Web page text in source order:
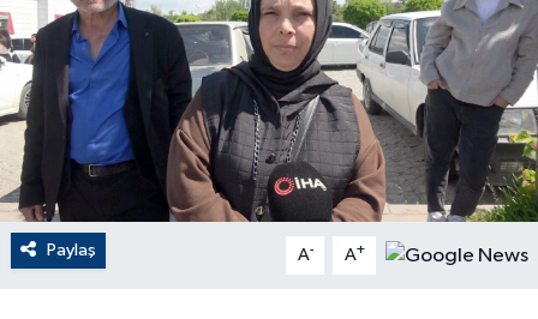
Paylaş A- A+
English News
Finans
Flaş Haber
Gayrimenkul